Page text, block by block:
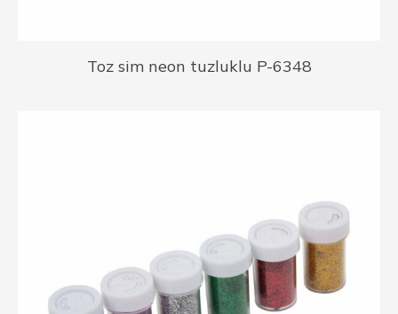
Toz sim neon tuzluklu P-6348